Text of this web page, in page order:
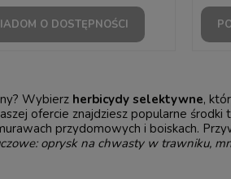
O DOSTĘPNOŚCI
Wybierz herbicydy selektywne,
ofercie znajdziesz popularne środki
przydomowych i boiskach.
oprysk na chwasty w trawniku,